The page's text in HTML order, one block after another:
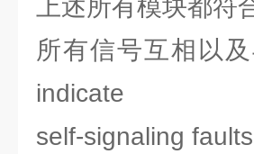
上述所有模块都符
所有信号互相以
indicate
self-signaling